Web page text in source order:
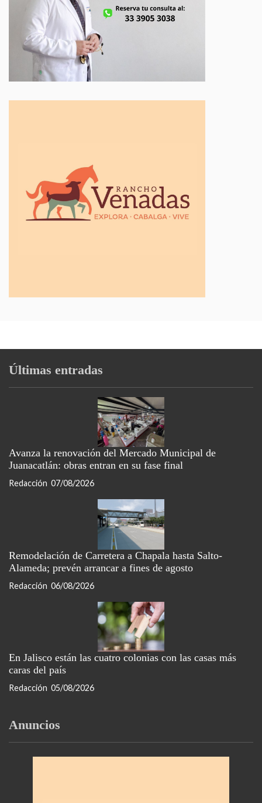
Últimas entradas
Avanza la renovación del Mercado Municipal de
Juanacatlán: obras entran en su fase final
Redacción 07/08/2026
Remodelación de Carretera a Chapala hasta Salto-
Alameda; prevén arrancar a fines de agosto
Redacción 06/08/2026
En Jalisco están las cuatro colonias con las casas más
caras del país
Redacción 05/08/2026
Anuncios